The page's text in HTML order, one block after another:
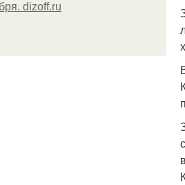
dizoff.ru